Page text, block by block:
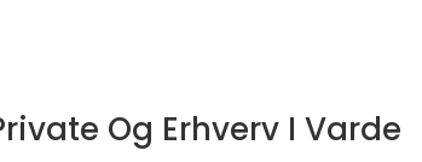
Og Erhverv I Varde